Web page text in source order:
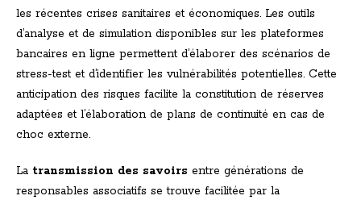
les récentes crises sanitaires et économiques. Les outils
d’analyse et de simulation disponibles sur les plateformes
bancaires en ligne permettent d’élaborer des scénarios de
stress-test et d’identifier les vulnérabilités potentielles. Cette
anticipation des risques facilite la constitution de réserves
adaptées et l’élaboration de plans de continuité en cas de
choc externe.
La transmission des savoirs entre générations de
responsables associatifs se trouve facilitée par la